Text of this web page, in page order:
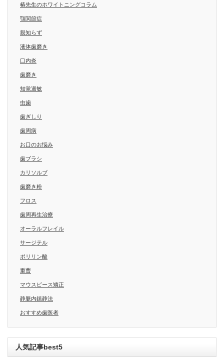
椿先生のホワイトニングコラム
顎関節症
親知らず
液体歯磨き
口内炎
歯磨き
知覚過敏
虫歯
歯ぎしり
歯周病
お口のお悩み
歯ブラシ
カリソルブ
歯磨き粉
フロス
歯周再生治療
オーラルフレイル
サージテル
ポリリン酸
重曹
マウスピース矯正
静脈内鎮静法
おすすめ歯医者
人気記事best5